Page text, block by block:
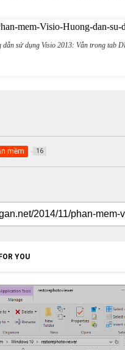
dẫn sử dụng Visio 2013: Vẫn trong tab
mềm 16
YOU